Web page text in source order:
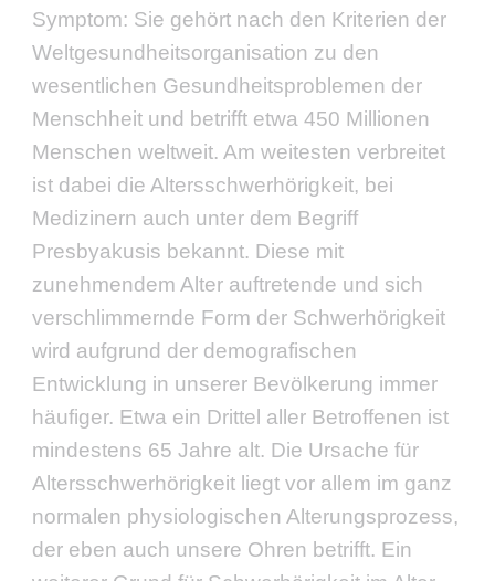
Symptom: Sie gehört nach den Kriterien der
Weltgesundheitsorganisation zu den
wesentlichen Gesundheitsproblemen der
Menschheit und betrifft etwa 450 Millionen
Menschen weltweit. Am weitesten verbreitet
ist dabei die Altersschwerhörigkeit, bei
Medizinern auch unter dem Begriff
Presbyakusis bekannt. Diese mit
zunehmendem Alter auftretende und sich
verschlimmernde Form der Schwerhörigkeit
wird aufgrund der demografischen
Entwicklung in unserer Bevölkerung immer
häufiger. Etwa ein Drittel aller Betroffenen ist
mindestens 65 Jahre alt. Die Ursache für
Altersschwerhörigkeit liegt vor allem im ganz
normalen physiologischen Alterungsprozess,
der eben auch unsere Ohren betrifft. Ein